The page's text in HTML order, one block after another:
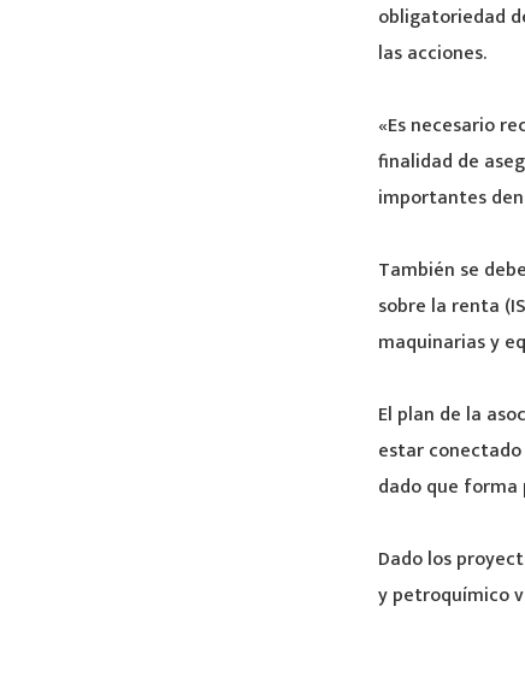
obligatoriedad
las acciones.
«Es necesario
finalidad de
importantes
También se
sobre la renta
maquinarias y
El plan de la
estar
dado que
Dado los
y petroquímico